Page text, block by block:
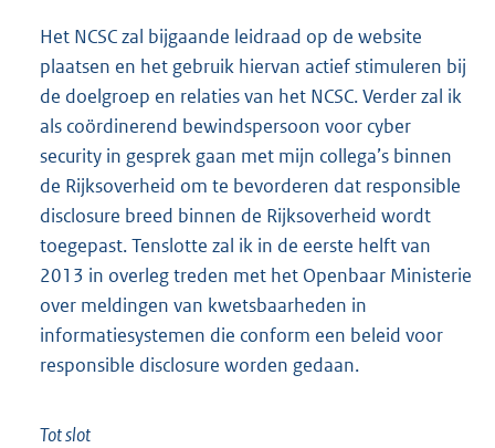
Het NCSC zal bijgaande leidraad op de website
plaatsen en het gebruik hiervan actief stimuleren bij
de doelgroep en relaties van het NCSC. Verder zal ik
als coördinerend bewindspersoon voor cyber
security in gesprek gaan met mijn collega’s binnen
de Rijksoverheid om te bevorderen dat responsible
disclosure breed binnen de Rijksoverheid wordt
toegepast. Tenslotte zal ik in de eerste helft van
2013 in overleg treden met het Openbaar Ministerie
over meldingen van kwetsbaarheden in
informatiesystemen die conform een beleid voor
responsible disclosure worden gedaan.
Tot slot